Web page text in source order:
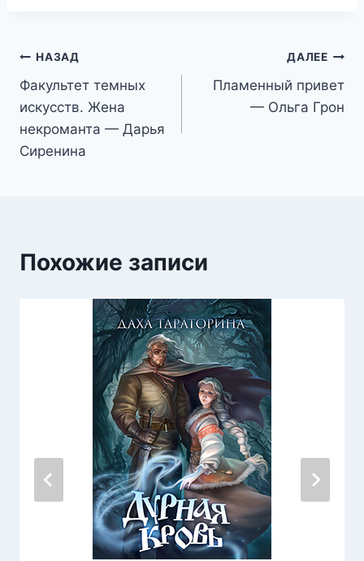
Навигация
по
записям
НАЗАД
Факультет темных
искусств. Жена
некроманта — Дарья
Сиренина
ДАЛЕЕ
Пламенный привет
— Ольга Грон
Похожие записи